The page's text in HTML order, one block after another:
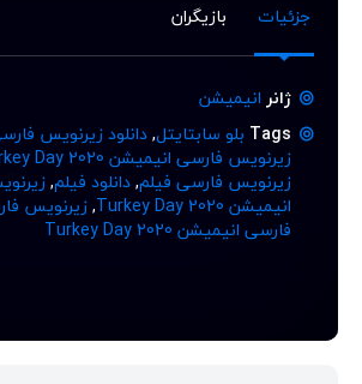
جزئیات بازیگران
ژانر انیمیشن
Tags بلو سابتایتل,دانلود زیرنویس
زیرنویس فارسی انیمیشن Turkey Day 2020
زیرنویس فارسی فیلم,دانلود فیلم,
انیمیشن Turkey Day 2020
,زیرنویس
فارسی انیمیشن Turkey Day 2020